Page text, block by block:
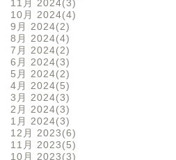
11月 2024 3
10月 2024 4
9月 2024 2
8月 2024 4
7月 2024 2
6月 2024 3
5月 2024 2
4月 2024 5
3月 2024 3
2月 2024 3
1月 2024 3
12月 2023 6
11月 2023 5
10月 2023 3